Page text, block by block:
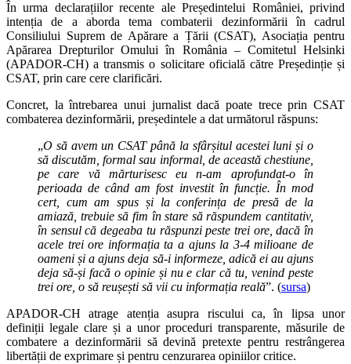
În urma declarațiilor recente ale Președintelui României, privind
intenția de a aborda tema combaterii dezinformării în cadrul
Consiliului Suprem de Apărare a Țării (CSAT), Asociația pentru
Apărarea Drepturilor Omului în România – Comitetul Helsinki
(APADOR-CH) a transmis o solicitare oficială către Președinție și
CSAT, prin care cere clarificări.
Concret, la întrebarea unui jurnalist dacă poate trece prin CSAT
combaterea dezinformării, președintele a dat următorul răspuns:
„O să avem un CSAT până la sfârșitul acestei luni și o
să discutăm, formal sau informal, de această chestiune,
pe care vă mărturisesc eu n-am aprofundat-o în
perioada de când am fost investit în funcție. În mod
cert, cum am spus și la conferința de presă de la
amiază, trebuie să fim în stare să răspundem cantitativ,
în sensul că degeaba tu răspunzi peste trei ore, dacă în
acele trei ore informația ta a ajuns la 3-4 milioane de
oameni și a ajuns deja să-i informeze, adică ei au ajuns
deja să-și facă o opinie și nu e clar că tu, venind peste
trei ore, o să reușești să vii cu informația reală”. (sursa)
APADOR-CH atrage atenția asupra riscului ca, în lipsa unor
definiții legale clare și a unor proceduri transparente, măsurile de
combatere a dezinformării să devină pretexte pentru restrângerea
libertății de exprimare și pentru cenzurarea opiniilor critice.